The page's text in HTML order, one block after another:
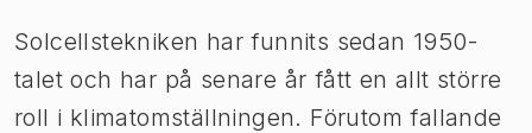
Solcellstekniken har funnits sedan 1950-
talet och har på senare år fått en allt större
roll i klimatomställningen. Förutom fallande